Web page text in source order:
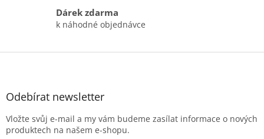
Dárek zdarma
k náhodné objednávce
Z
Odebírat newsletter
Vložte svůj e-mail a my vám budeme zasílat informace o nových
produktech na našem e-shopu.